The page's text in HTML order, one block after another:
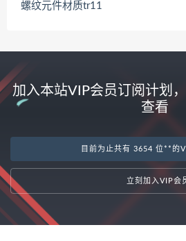
螺纹元件材质tr11
加入本站VIP会员订阅计划
查看
目前为止共有 3654 位**的
立刻加入VIP会